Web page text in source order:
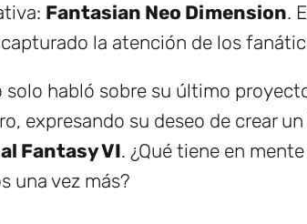
Fantasian Neo Dimension.
la atención de los
solo habló sobre su último
expresando su deseo de crear
Fantasy VI. ¿Qué tiene en
una vez más?